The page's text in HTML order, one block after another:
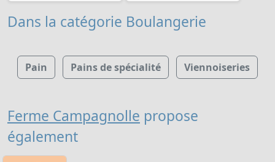
Dans la catégorie Boulangerie
Pain Pains de spécialité Viennoiseries
Ferme Campagnolle propose
également